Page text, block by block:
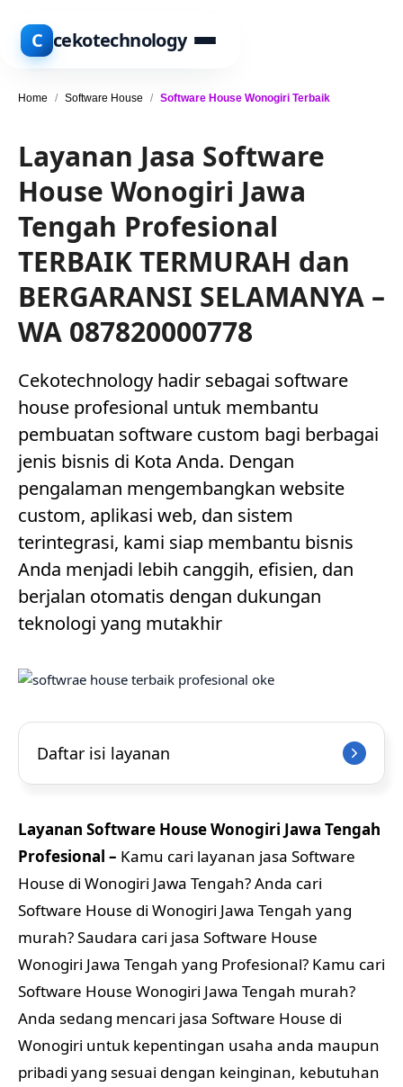
C cekotechnology
Home / Software House / Software House Wonogiri Terbaik
Layanan Jasa Software
House Wonogiri Jawa
Tengah Profesional
TERBAIK TERMURAH dan
BERGARANSI SELAMANYA –
WA 087820000778
Cekotechnology hadir sebagai software
house profesional untuk membantu
pembuatan software custom bagi berbagai
jenis bisnis di Kota Anda. Dengan
pengalaman mengembangkan website
custom, aplikasi web, dan sistem
terintegrasi, kami siap membantu bisnis
Anda menjadi lebih canggih, efisien, dan
berjalan otomatis dengan dukungan
teknologi yang mutakhir
Daftar isi layanan
Layanan Software House Wonogiri Jawa Tengah
Profesional – Kamu cari layanan jasa Software
House di Wonogiri Jawa Tengah? Anda cari
Software House di Wonogiri Jawa Tengah yang
murah? Saudara cari jasa Software House
Wonogiri Jawa Tengah yang Profesional? Kamu cari
Software House Wonogiri Jawa Tengah murah?
Anda sedang mencari jasa Software House di
Wonogiri untuk kepentingan usaha anda maupun
pribadi yang sesuai dengan keinginan, kebutuhan